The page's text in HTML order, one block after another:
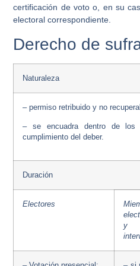
certificación de voto o, en su
electoral correspondiente.
Derecho de
Naturaleza
– permiso retribuido y no
– se encuadra dentro de los
cumplimiento del deber.
Duración
Electores
y